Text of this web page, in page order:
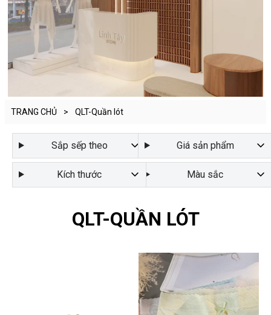
TRANG CHỦ > QLT-Quần lót
QLT-QUẦN LÓT
Sắp sếp theo
Màu sắc
Kích thước
Giá sản phẩm